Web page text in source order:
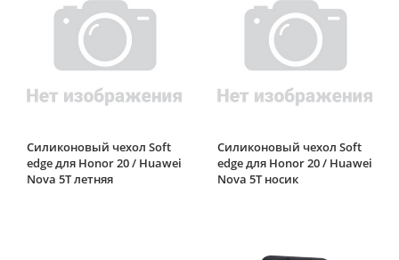
Силиконовый чехол Soft
edge для Honor 20 / Huawei
Nova 5T летняя
Силиконовый чехол Soft
edge для Honor 20 / Huawei
Nova 5T носик